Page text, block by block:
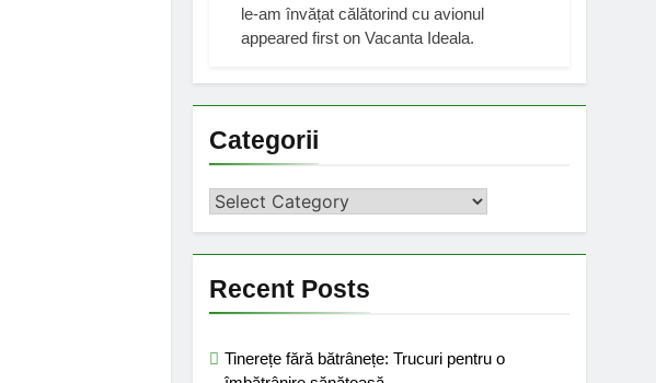
le-am învățat călătorind cu avionul
appeared first on Vacanta Ideala.
Categorii
Categorii
Recent Posts
Tinerețe fără bătrânețe: Trucuri pentru o